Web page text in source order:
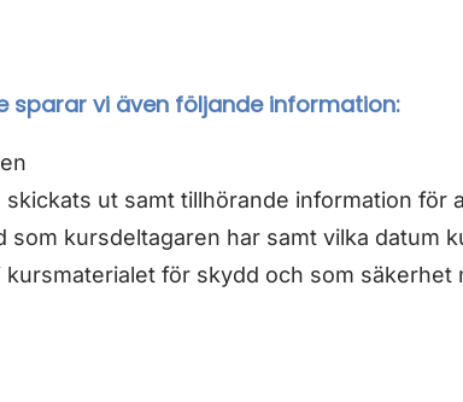
sparar vi även följande information:
skickats ut samt tillhörande information för
som kursdeltagaren har samt vilka datum
kursmaterialet för skydd och som